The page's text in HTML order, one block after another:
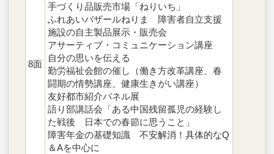
8面
手づくり品販売市場「ねりいち」
ふれあいバザールねりま 障害者自立支援
施設の自主製品展示・販売会
アサーティブ・コミュニケーション講座
自分の思いを伝える
勤労福祉会館の催し（働き方改革講座、春
闘期の情勢講座、健康生きがい講座）
友好都市紹介パネル展
語り部講話会「ある中国残留孤児の経験し
た戦後 日本での春節に思うこと」
障害年金の基礎知識 不安解消！具体的なQ
＆Aを中心に